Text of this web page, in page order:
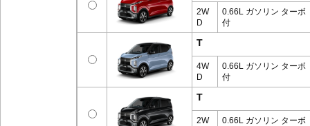
2W
D
0.66L ガソリン ターボ
付
T
4W
D
0.66L ガソリン ターボ
付
T
2W
0.66L ガソリン ターボ